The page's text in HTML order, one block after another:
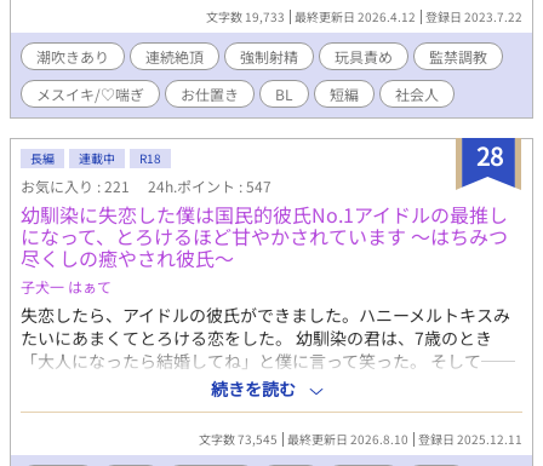
qa.com/n2vmwc2q2d3wpxx?
t=FaRGb0&utm_medium=url_text&utm_source=promotion
文字数 19,733 最終更新日 2026.4.12 登録日 2023.7.22
潮吹きあり 連続絶頂 強制射精 玩具責め
監禁調教
メスイキ/♡喘ぎ
お仕置き BL 短編 社会人
28
長編 連載中 R18
お気に入り : 221 24h.ポイント : 547
幼馴染に失恋した僕は国民的彼氏No.1アイドルの最推し
になって、とろけるほど甘やかされています ～はちみつ
尽くしの癒やされ彼氏～
子犬一 はぁて
失恋したら、アイドルの彼氏ができました。ハニーメルトキスみ
たいにあまくてとろける恋をした。 幼馴染の君は、7歳のとき
「大人になったら結婚してね」と僕に言って笑った。 そして──
今日、君は僕じゃない別の人と結婚する。 結婚式で花束を渡す時
に胸が痛いんだ。 「こいつ、幼馴染なんだ。センスいいだろ？」
誇らしげに笑う君と、その隣で微笑む綺麗な奥さん。 叶わない恋
だってわかってる。 それでも、氷砂糖みたいに君との甘い思い出
続きを読む
文字数 73,545 最終更新日 2026.8.10 登録日 2025.12.11